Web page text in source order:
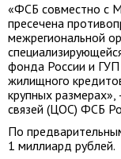
«ФСБ совместно с
пресечена
межрегиональной
фонда России и ГУП
жилищного
крупных
связей (ЦОС) ФСБ
По
1 миллиард рублей.